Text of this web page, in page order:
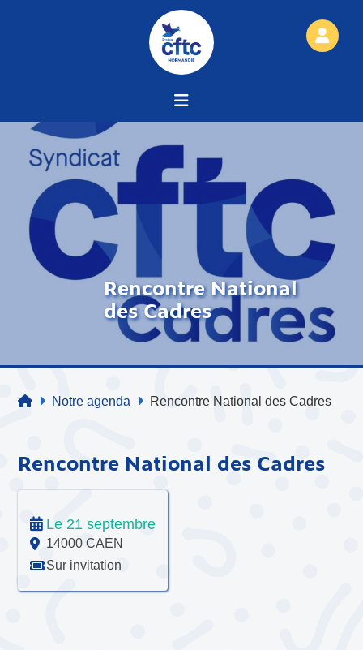
Rencontre National
des Cadres
Notre agenda Rencontre National des Cadres
Rencontre National des Cadres
Le 21 septembre
14000 CAEN
Sur invitation